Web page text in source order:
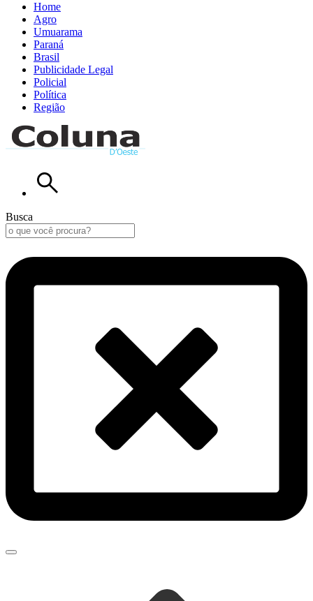
Home
Agro
Umuarama
Paraná
Brasil
Publicidade Legal
Policial
Política
Região
Busca